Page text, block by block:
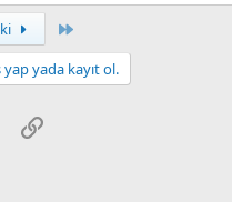
yada kayıt ol.
WhatsApp
Link